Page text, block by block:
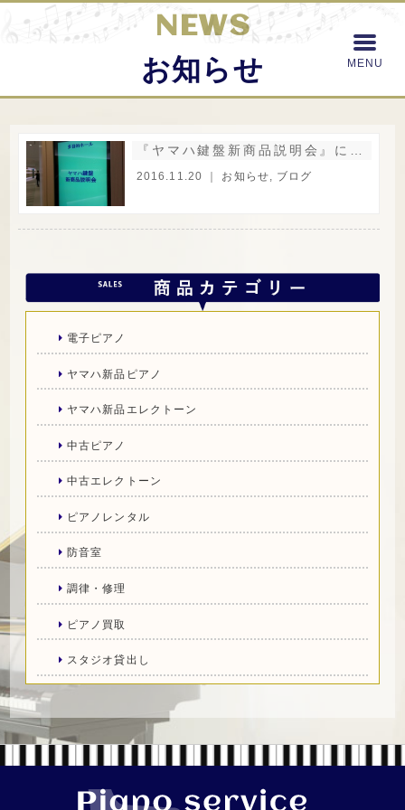
NEWS
お知らせ
2016.11.20 ｜ お知らせ ブログ
電子ピアノ
ヤマハ新品ピアノ
ヤマハ新品エレクトーン
中古ピアノ
中古エレクトーン
ピアノレンタル
防音室
調律・修理
ピアノ買取
スタジオ貸出し